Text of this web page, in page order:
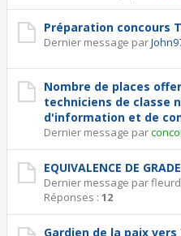
Préparation concours
Dernier message par
Nombre de places
techniciens de classe
d'information et de
Dernier message par
EQUIVALENCE DE
Dernier message par
Réponses : 12
Gardien de la paix vers